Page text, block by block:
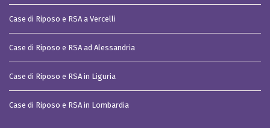
Case di Riposo e RSA a Vercelli
Case di Riposo e RSA ad Alessandria
Case di Riposo e RSA in Liguria
Case di Riposo e RSA in Lombardia